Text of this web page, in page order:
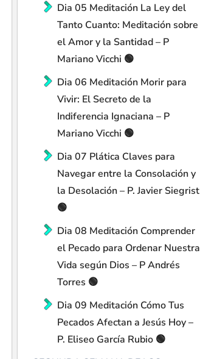
Dia 05 Meditación La Ley del
Tanto Cuanto: Meditación sobre
el Amor y la Santidad – P
Mariano Vicchi 🟢
Dia 06 Meditación Morir para
Vivir: El Secreto de la
Indiferencia Ignaciana – P
Mariano Vicchi 🟢
Dia 07 Plática Claves para
Navegar entre la Consolación y
la Desolación – P. Javier Siegrist
🟢
Dia 08 Meditación Comprender
el Pecado para Ordenar Nuestra
Vida según Dios – P Andrés
Torres 🟢
Dia 09 Meditación Cómo Tus
Pecados Afectan a Jesús Hoy –
P. Eliseo García Rubio 🟢